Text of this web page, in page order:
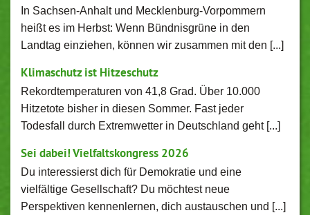
In Sachsen-Anhalt und Mecklenburg-Vorpommern
heißt es im Herbst: Wenn Bündnisgrüne in den
Landtag einziehen, können wir zusammen mit den [...]
Klimaschutz ist Hitzeschutz
Rekordtemperaturen von 41,8 Grad. Über 10.000
Hitzetote bisher in diesen Sommer. Fast jeder
Todesfall durch Extremwetter in Deutschland geht [...]
Sei dabei! Vielfaltskongress 2026
Du interessierst dich für Demokratie und eine
vielfältige Gesellschaft? Du möchtest neue
Perspektiven kennenlernen, dich austauschen und [...]